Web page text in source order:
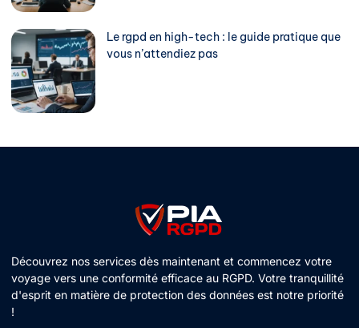
Le rgpd en high-tech : le guide pratique que
vous n’attendiez pas
Découvrez nos services dès maintenant et commencez votre
voyage vers une conformité efficace au RGPD. Votre tranquillité
d'esprit en matière de protection des données est notre priorité
!